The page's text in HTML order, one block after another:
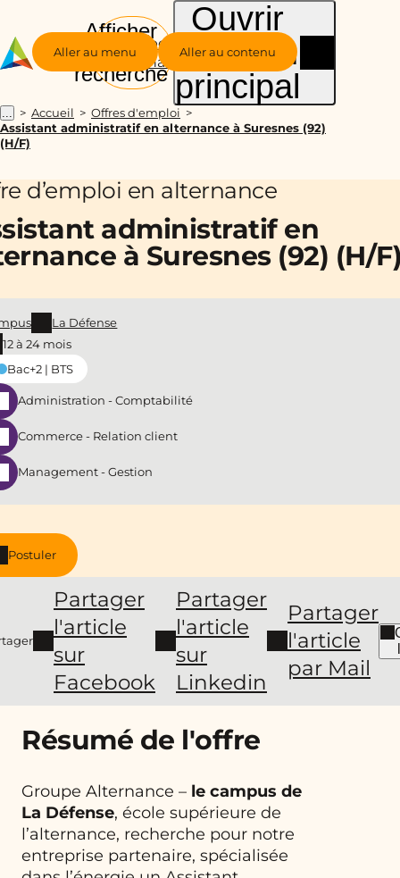
Aller au menu Aller au contenu
Groupe
Alternance
Afficher
la
recherche
Ouvrir
le menu
principal
... Accueil
Offres d'emploi
Assistant administratif en alternance à Suresnes (92)
(H/F)
d’emploi en alternance
administratif en
à Suresnes (92) (H/
Postuler
Partager
l'article
sur
Facebook
Partager
l'article
sur
Linkedin
Partager
l'article
par Mail
La Défense
12 à 24 mois
Bac+2 | BTS
Administration - Comptabilité
Commerce - Relation client
Management - Gestion
Résumé de l'offre
Groupe Alternance – le campus de
La Défense, école supérieure de
l’alternance, recherche pour notre
entreprise partenaire, spécialisée